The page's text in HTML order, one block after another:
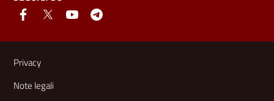
Link e informazioni utili
Privacy
Note legali